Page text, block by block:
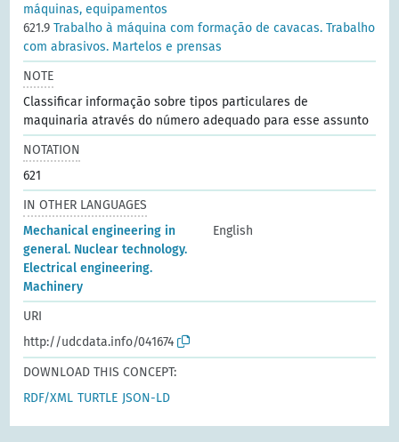
máquinas, equipamentos
621.9Trabalho à máquina com formação de cavacas. Trabalho
com abrasivos. Martelos e prensas
NOTE
Classificar informação sobre tipos particulares de
maquinaria através do número adequado para esse assunto
NOTATION
621
IN OTHER LANGUAGES
Mechanical engineering in
general. Nuclear technology.
Electrical engineering.
Machinery
English
URI
http://udcdata.info/041674
DOWNLOAD THIS CONCEPT:
RDF/XML TURTLE JSON-LD